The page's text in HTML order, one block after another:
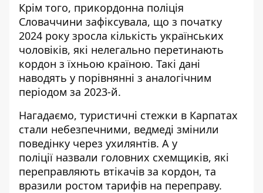
Крім того, прикордонна поліція
Словаччини зафіксувала, що з початку
2024 року зросла кількість українських
чоловіків, які нелегально перетинають
кордон з їхньою країною. Такі дані
наводять у порівнянні з аналогічним
періодом за 2023-й.
Нагадаємо, туристичні стежки в Карпатах
стали небезпечними, ведмеді змінили
поведінку через ухилянтів. А у
поліції назвали головних схемщиків, які
переправляють втікачів за кордон, та
вразили ростом тарифів на переправу.